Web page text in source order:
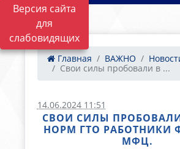
Версия сайта
для
слабовидящих
Главная ВАЖНО
Свои силы пробовали в ...
14.06.2024 11:51
СВОИ СИЛЫ
НОРМ ГТО РАБОТНИКИ
МФЦ.